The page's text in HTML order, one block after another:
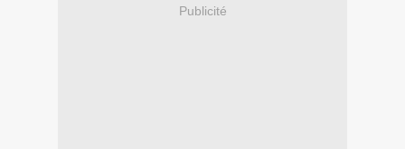
Publicité